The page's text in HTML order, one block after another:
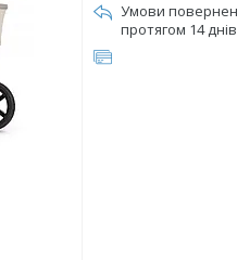
протягом 14 днів